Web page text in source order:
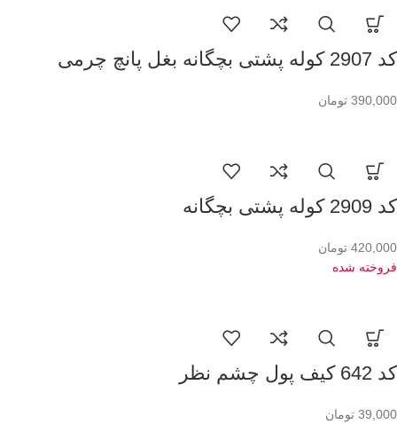
کد 2907 کوله پشتی بچگانه بغل پانچ چرمی
390,000 تومان
کد 2909 کوله پشتی بچگانه
420,000 تومان
فروخته شده
کد 642 کیف پول چشم نظر
39,000 تومان